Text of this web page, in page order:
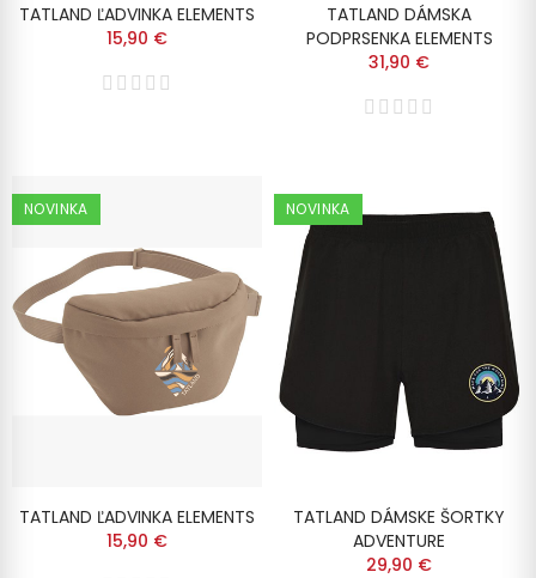
TATLAND ĽADVINKA ELEMENTS
15,90 €
TATLAND DÁMSKA
PODPRSENKA ELEMENTS
31,90 €
NOVINKA
TATLAND ĽADVINKA ELEMENTS
15,90 €
NOVINKA
TATLAND DÁMSKE ŠORTKY
ADVENTURE
29,90 €